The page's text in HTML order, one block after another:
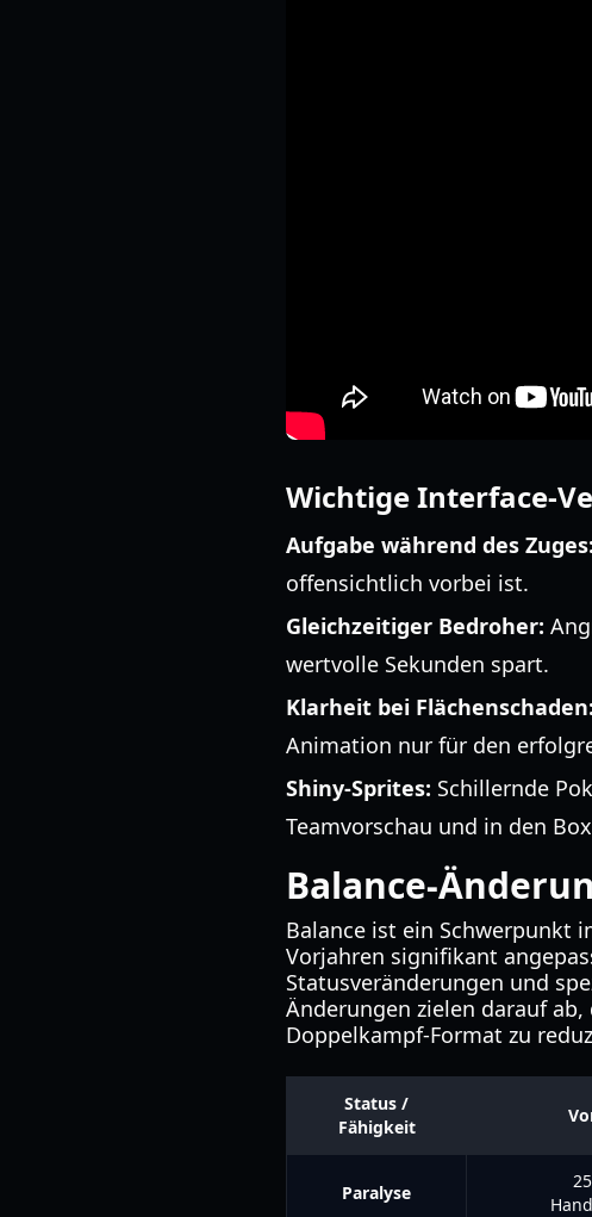
Wichtige Interface-
Aufgabe während des Zuges:
offensichtlich vorbei ist.
Gleichzeitiger Bedroher:
wertvolle Sekunden spart.
Klarheit bei Flächenschaden:
Animation nur für den
Shiny-Sprites: Schillernde
Teamvorschau und in den
Balance-
Balance ist ein Schwerpunkt
Vorjahren signifikant
Statusveränderungen und
Änderungen zielen darauf ab,
Doppelkampf-Format zu
Status /
Fähigkeit
Paralyse